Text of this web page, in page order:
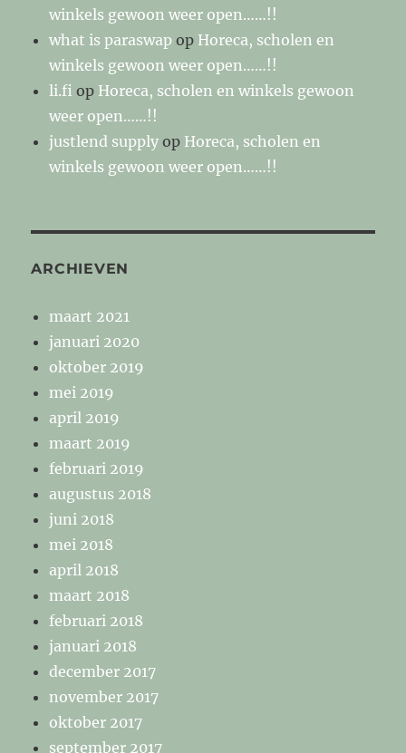
winkels gewoon weer open……!!
what is paraswap op Horeca, scholen en
winkels gewoon weer open……!!
li.fi op Horeca, scholen en winkels gewoon
weer open……!!
justlend supply op Horeca, scholen en
winkels gewoon weer open……!!
ARCHIEVEN
maart 2021
januari 2020
oktober 2019
mei 2019
april 2019
maart 2019
februari 2019
augustus 2018
juni 2018
mei 2018
april 2018
maart 2018
februari 2018
januari 2018
december 2017
november 2017
oktober 2017
september 2017